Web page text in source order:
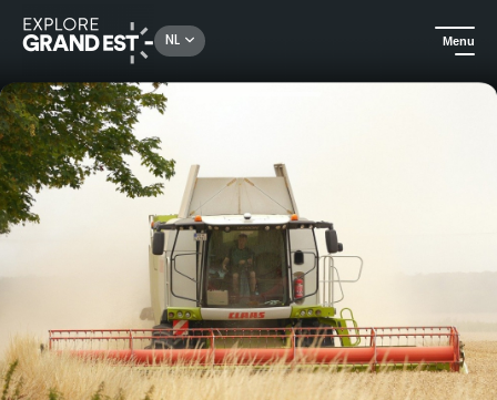
NL Menu
Kijk je ogen uit in de Grand Est Bezoek de workshops op de boerderij in Bel Air